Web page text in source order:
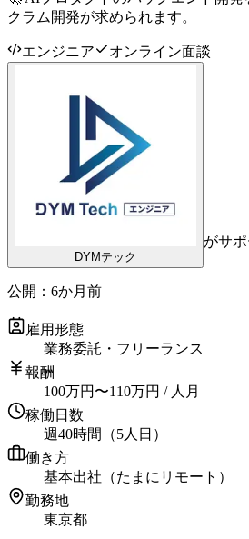
クラム開発が求められます。
エンジニア オンライン面談
DYMテック
がサポ
公開： 6か月前
雇用形態
業務委託・フリーランス
報酬
100万円 〜110万円 / 人月
稼働日数
週40時間（5人日）
働き方
基本出社（たまにリモート）
勤務地
東京都